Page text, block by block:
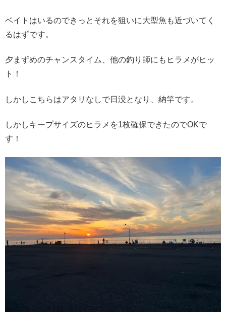
ベイトはいるのできっとそれを狙いに大型魚も近づいてく
るはずです。
夕まずめのチャンスタイム、他の釣り師にもヒラメがヒッ
ト！
しかしこちらはアタリなしで日没となり、納竿です。
しかしキープサイズのヒラメを1枚確保できたのでOKで
す！